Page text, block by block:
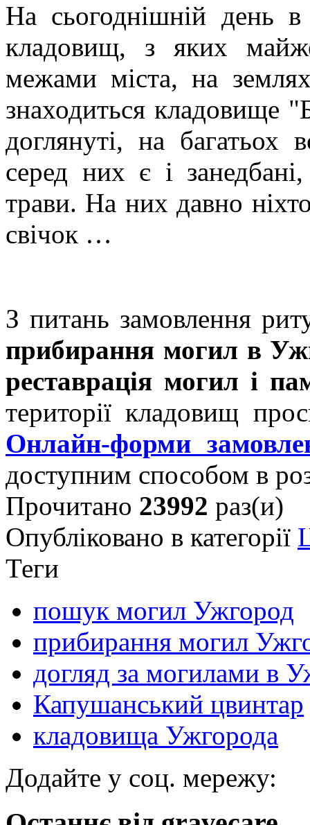
На сьогоднішній день
кладовищ, з яких
межами міста, на землях
знаходиться кладовище
доглянуті, на багатьох
серед них є і
трави. На них давно
свічок …
З питань замовлення
прибирання могил в
реставрація могил і
території кладовищ
Онлайн-форми
доступним способом в
Прочитано 23992 раз(и)
Опубліковано в категорії
Теги
пошук могил Ужгород
прибирання могил
догляд за могилами в
Капушанський цвинтар
кладовища Ужгорода
Додайте у соц. мережу: